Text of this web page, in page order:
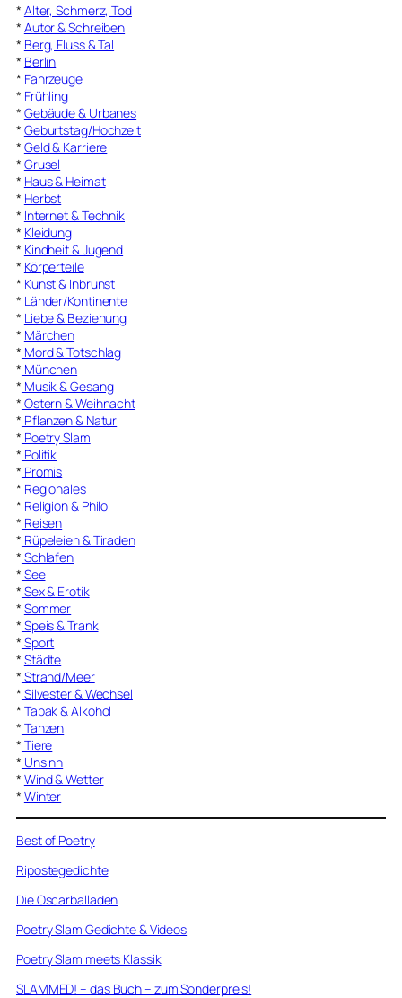
* Alter, Schmerz, Tod
* Autor & Schreiben
* Berg, Fluss & Tal
* Berlin
* Fahrzeuge
* Frühling
* Gebäude & Urbanes
* Geburtstag/Hochzeit
* Geld & Karriere
* Grusel
* Haus & Heimat
* Herbst
* Internet & Technik
* Kleidung
* Kindheit & Jugend
* Körperteile
* Kunst & Inbrunst
* Länder/Kontinente
* Liebe & Beziehung
* Märchen
* Mord & Totschlag
* München
* Musik & Gesang
* Ostern & Weihnacht
* Pflanzen & Natur
* Poetry Slam
* Politik
* Promis
* Regionales
* Religion & Philo
* Reisen
* Rüpeleien & Tiraden
* Schlafen
* See
* Sex & Erotik
* Sommer
* Speis & Trank
* Sport
* Städte
* Strand/Meer
* Silvester & Wechsel
* Tabak & Alkohol
* Tanzen
* Tiere
* Unsinn
* Wind & Wetter
* Winter
Best of Poetry
Ripostegedichte
Die Oscarballaden
Poetry Slam Gedichte & Videos
Poetry Slam meets Klassik
SLAMMED! – das Buch – zum Sonderpreis!